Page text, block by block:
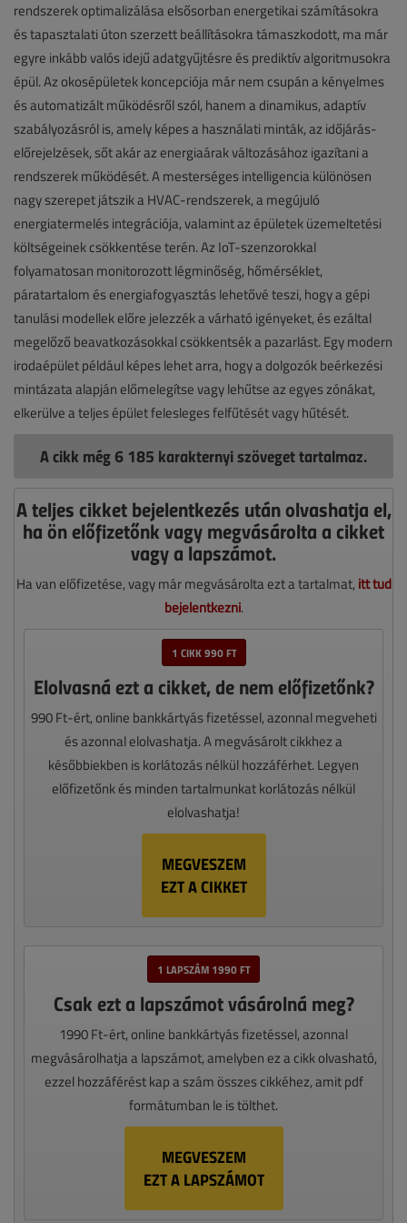
rendszerek optimalizálása elsősorban energetikai számításokra
és tapasztalati úton szerzett beállításokra támaszkodott, ma már
egyre inkább valós idejű adatgyűjtésre és prediktív algoritmusokra
épül. Az okosépületek koncepciója már nem csupán a kényelmes
és automatizált működésről szól, hanem a dinamikus, adaptív
szabályozásról is, amely képes a használati minták, az időjárás-
előrejelzések, sőt akár az energiaárak változásához igazítani a
rendszerek működését. A mesterséges intelligencia különösen
nagy szerepet játszik a HVAC-rendszerek, a megújuló
energiatermelés integrációja, valamint az épületek üzemeltetési
költségeinek csökkentése terén. Az IoT-szenzorokkal
folyamatosan monitorozott légminőség, hőmérséklet,
páratartalom és energiafogyasztás lehetővé teszi, hogy a gépi
tanulási modellek előre jelezzék a várható igényeket, és ezáltal
megelőző beavatkozásokkal csökkentsék a pazarlást. Egy modern
irodaépület például képes lehet arra, hogy a dolgozók beérkezési
mintázata alapján előmelegítse vagy lehűtse az egyes zónákat,
elkerülve a teljes épület felesleges felfűtését vagy hűtését.
A cikk még 6 185 karakternyi szöveget tartalmaz.
A teljes cikket bejelentkezés után olvashatja el,
ha ön előfizetőnk vagy megvásárolta a cikket
vagy a lapszámot.
Ha van előfizetése, vagy már megvásárolta ezt a tartalmat, itt tud
bejelentkezni.
1 CIKK 990 FT
Elolvasná ezt a cikket, de nem előfizetőnk?
990 Ft-ért, online bankkártyás fizetéssel, azonnal megveheti
és azonnal elolvashatja. A megvásárolt cikkhez a
későbbiekben is korlátozás nélkül hozzáférhet. Legyen
előfizetőnk és minden tartalmunkat korlátozás nélkül
elolvashatja!
MEGVESZEM
EZT A CIKKET
1 LAPSZÁM 1990 FT
Csak ezt a lapszámot vásárolná meg?
1990 Ft-ért, online bankkártyás fizetéssel, azonnal
megvásárolhatja a lapszámot, amelyben ez a cikk olvasható,
ezzel hozzáférést kap a szám összes cikkéhez, amit pdf
formátumban le is tölthet.
MEGVESZEM
EZT A LAPSZÁMOT